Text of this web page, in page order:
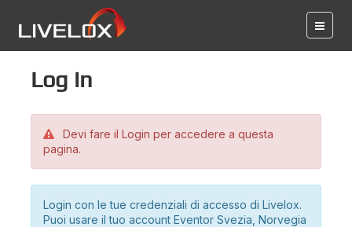
Log in
Devi fare il Login per accedere a questa
pagina.
Login con le tue credenziali di accesso di Livelox.
Puoi usare il tuo account Eventor Svezia, Norvegia